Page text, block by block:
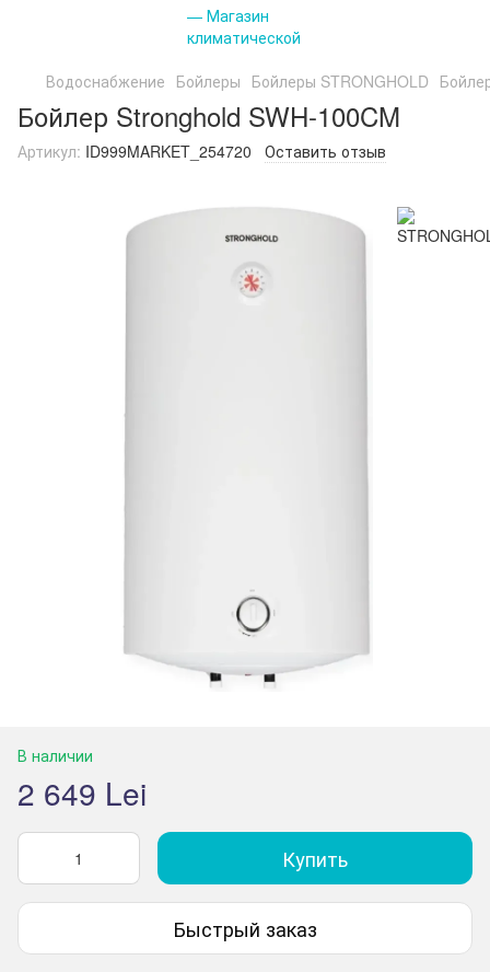
Водоснабжение Бойлеры Бойлеры STRONGHOLD
Бойлер Stronghold SWH-100CM
Артикул: ID999MARKET_254720 Оставить отзыв
В наличии
2 649 Lei
Купить
Быстрый заказ